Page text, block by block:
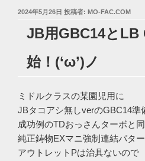
投
2024年5月26日 投稿者: MO-FAC.COM
JB用GBC14とLB
始！(‘ω’)ノ
ミドルクラスの某園児用に
JBタコアシ無しverのGBC14準
成功例のTDおっさんターボと
純正鋳物EXマニ強制連結パター
アウトレットPは治具ないので